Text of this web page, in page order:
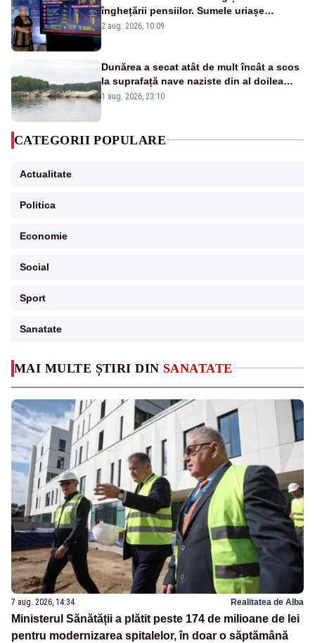
MAI MULTE ȘTIRI DIN SANATATE
7 aug. 2026, 14:34 Realitatea de Alba
Ministerul Sănătății a plătit peste 174 de milioane de lei
pentru modernizarea spitalelor, în doar o săptămână
înghețării pensiilor. Sumele uriașe
pierdute de fiecare român
2 aug. 2026, 10:09
Dunărea a secat atât de mult încât a scos
la suprafață nave naziste din al doilea
război mondial
1 aug. 2026, 23:10
CATEGORII POPULARE
Actualitate
Politica
Economie
Social
Sport
Sanatate